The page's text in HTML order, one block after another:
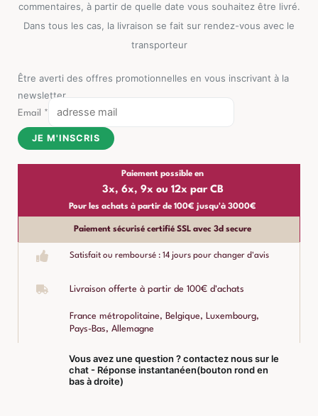
commentaires, à partir de quelle date vous souhaitez être livré.
Dans tous les cas, la livraison se fait sur rendez-vous avec le
transporteur
Être averti des offres promotionnelles en vous inscrivant à la
newsletter
Email *
JE M'INSCRIS
Paiement possible en
3x, 6x, 9x ou 12x par CB
Pour les achats à partir de 100€ jusqu'à 3000€
Paiement sécurisé certifié SSL avec 3d secure
Satisfait ou remboursé : 14 jours pour changer d'avis
Livraison offerte à partir de 100€ d'achats
France métropolitaine, Belgique, Luxembourg,
Pays-Bas, Allemagne
Vous avez une question ? contactez nous sur le
chat - Réponse instantanéen(bouton rond en
bas à droite)